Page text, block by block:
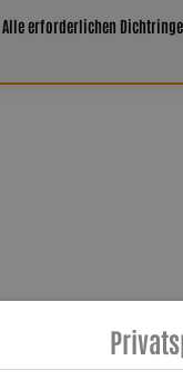
Alle erforderlichen Dichtringe
hin zu individuell
in der Nähe von
ersten verdrehbaren